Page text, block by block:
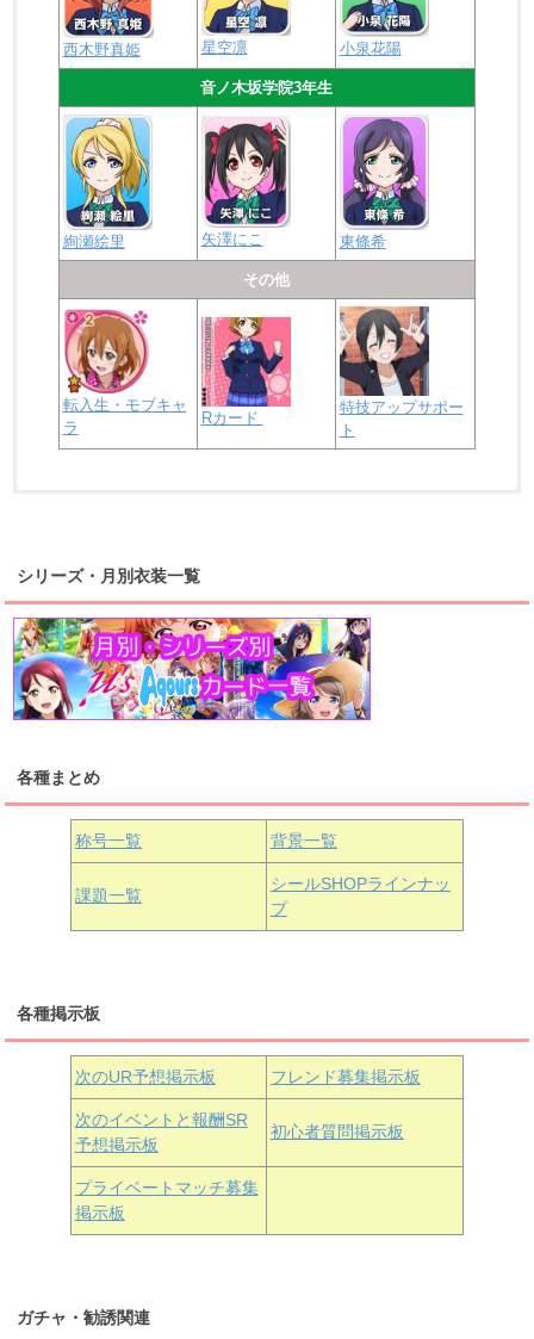
西木野真姫 星空凛 小泉花陽
音ノ木坂学院3年生
絢瀬絵里 矢澤にこ 東條希
その他
転入生・モブキャ
ラ
Rカード
特技アップサポー
ト
桜内梨子 高海千歌 渡辺曜
浦の星女学院1年生
津島善子 黒澤ルビィ
浦の星女学院3年生
黒澤ダイヤ
上原歩夢 宮下愛 優木せつ菜
虹ヶ咲学園1年生
中須かすみ 天王寺璃奈
朝香果林 近江彼方 エマ・ヴェルデ
シリーズ・月別衣装一覧
各種まとめ
称号一覧 背景一覧
課題一覧
シールSHOPラインナッ
プ
各種掲示板
次のUR予想掲示板 フレンド募集掲示板
次のイベントと報酬SR
予想掲示板
初心者質問掲示板
プライベートマッチ募集
掲示板
ガチャ・勧誘関連